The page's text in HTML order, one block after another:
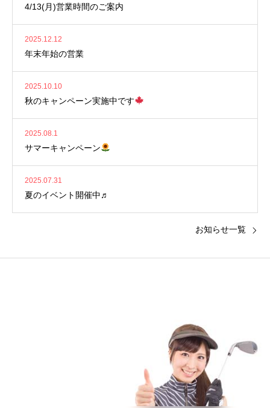
4/13(月)営業時間のご案内
2025.12.12
年末年始の営業
2025.10.10
秋のキャンペーン実施中です
2025.08.1
サマーキャンペーン
2025.07.31
夏のイベント開催中♬
お知らせ一覧